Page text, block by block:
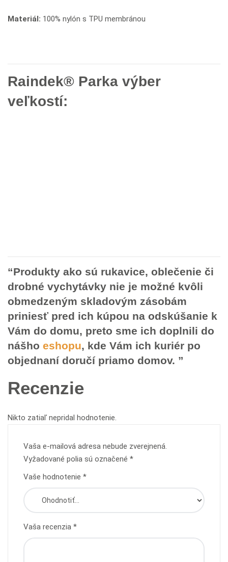
Materiál: 100% nylón s TPU membránou
Raindek® Parka výber
veľkostí:
“Produkty ako sú rukavice, oblečenie či
drobné vychytávky nie je možné kvôli
obmedzeným skladovým zásobám
priniesť pred ich kúpou na odskúšanie k
Vám do domu, preto sme ich doplnili do
nášho eshopu, kde Vám ich kuriér po
objednaní doručí priamo domov. ”
Recenzie
Nikto zatiaľ nepridal hodnotenie.
Vaša e-mailová adresa nebude zverejnená.
Vyžadované polia sú označené *
Vaše hodnotenie *
Vaša recenzia *